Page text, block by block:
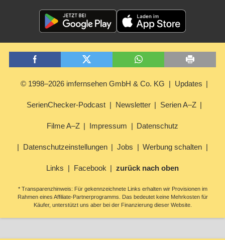
© 1998–2026 imfernsehen GmbH & Co. KG Updates
SerienChecker-Podcast Newsletter Serien A–Z
Filme A–Z Impressum Datenschutz
Datenschutzeinstellungen Jobs Werbung schalten
Links Facebook zurück nach oben
* Transparenzhinweis: Für gekennzeichnete Links erhalten wir Provisionen im
Rahmen eines Affiliate-Partnerprogramms. Das bedeutet keine Mehrkosten für
Käufer, unterstützt uns aber bei der Finanzierung dieser Website.